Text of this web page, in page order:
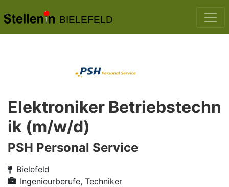
BIELEFELD
Elektroniker Betriebstechn
ik (m/w/d)
PSH Personal Service
Bielefeld
Ingenieurberufe, Techniker